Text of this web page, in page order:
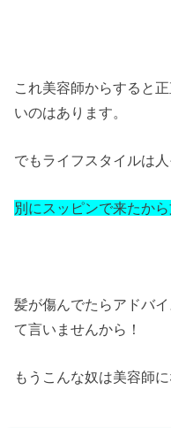
これ美容師からすると
いのはあります。
でもライフスタイルは人
別にスッピンで来たか
髪が傷んでたらアドバ
て言いませんから！
もうこんな奴は美容師